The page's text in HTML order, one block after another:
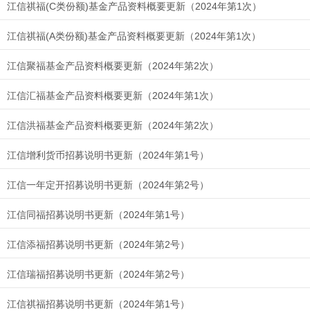
江信祺福(C类份额)基金产品资料概要更新（2024年第1次）
江信祺福(A类份额)基金产品资料概要更新（2024年第1次）
江信聚福基金产品资料概要更新（2024年第2次）
江信汇福基金产品资料概要更新（2024年第1次）
江信洪福基金产品资料概要更新（2024年第2次）
江信增利货币招募说明书更新（2024年第1号）
江信一年定开招募说明书更新（2024年第2号）
江信同福招募说明书更新（2024年第1号）
江信添福招募说明书更新（2024年第2号）
江信瑞福招募说明书更新（2024年第2号）
江信祺福招募说明书更新（2024年第1号）